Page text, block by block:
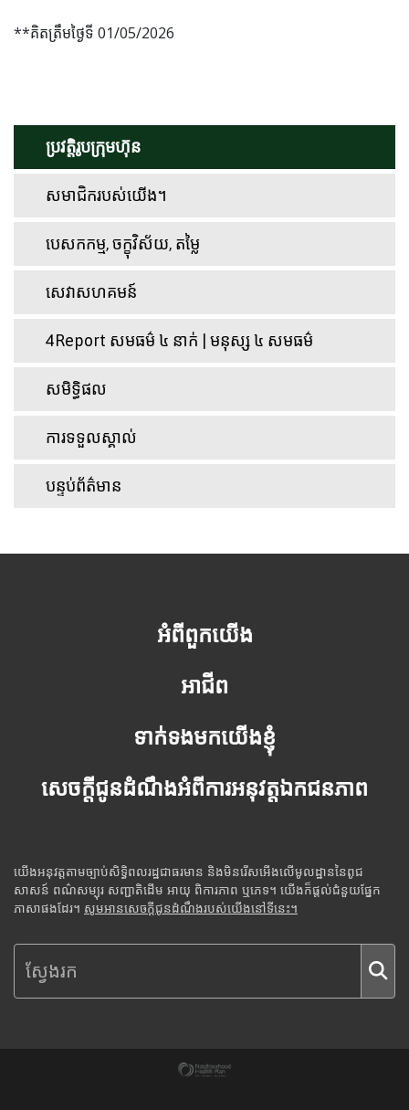
**គិតត្រឹមថ្ងៃទី 01/05/2026
ប្រវត្តិរូបក្រុមហ៊ុន
សមាជិករបស់យើង។
បេសកកម្ម, ចក្ខុវិស័យ, តម្លៃ
សេវាសហគមន៍
4Report សមធម៌ ៤ នាក់ | មនុស្ស ៤ សមធម៌
សមិទ្ធិផល
ការទទួលស្គាល់
បន្ទប់ព័ត៌មាន
អំពីពួកយើង
អាជីព
ទាក់ទងមកយើងខ្ញុំ
សេចក្តីជូនដំណឹងអំពីការអនុវត្តឯកជនភាព
យើងអនុវត្តតាមច្បាប់សិទ្ធិពលរដ្ឋជាធរមាន និងមិនរើសអើងលើមូលដ្ឋាននៃពូជ
សាសន៍ ពណ៌សម្បុរ សញ្ជាតិដើម អាយុ ពិការភាព ឬភេទ។ យើងក៏ផ្តល់ជំនួយផ្នែក
ភាសាផងដែរ។ សូមអានសេចក្តីជូនដំណឹងរបស់យើងនៅទីនេះ។